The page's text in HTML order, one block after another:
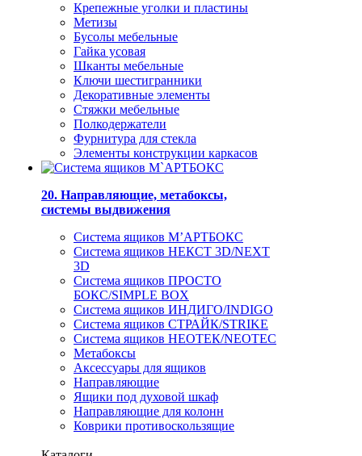
Крепежные уголки и пластины
Метизы
Бусолы мебельные
Гайка усовая
Шканты мебельные
Ключи шестигранники
Декоративные элементы
Стяжки мебельные
Полкодержатели
Фурнитура для стекла
Элементы конструкции каркасов
20. Направляющие, метабоксы,
системы выдвижения
Система ящиков М’АРТБОКС
Система ящиков НЕКСТ 3D/NEXT
3D
Система ящиков ПРОСТО
БОКС/SIMPLE BOX
Система ящиков ИНДИГО/INDIGO
Система ящиков СТРАЙК/STRIKE
Система ящиков НЕОТЕК/NEOTEC
Метабоксы
Аксессуары для ящиков
Направляющие
Ящики под духовой шкаф
Направляющие для колонн
Коврики противоскользящие